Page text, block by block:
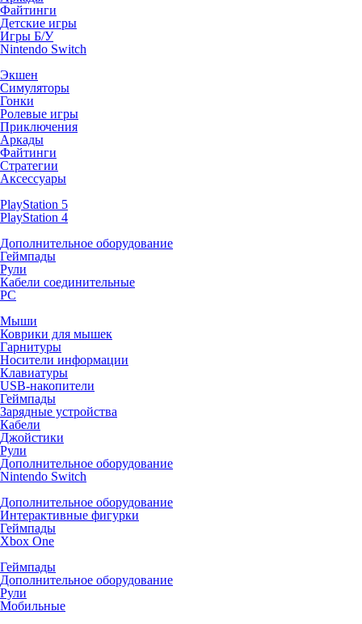
Файтинги
Детские игры
Игры Б/У
Nintendo Switch
Экшен
Симуляторы
Гонки
Ролевые игры
Приключения
Аркады
Файтинги
Стратегии
Аксессуары
PlayStation 5
PlayStation 4
Дополнительное оборудование
Геймпады
Рули
Кабели соединительные
PC
Мыши
Коврики для мышек
Гарнитуры
Носители информации
Клавиатуры
USB-накопители
Геймпады
Зарядные устройства
Кабели
Джойстики
Рули
Дополнительное оборудование
Nintendo Switch
Дополнительное оборудование
Интерактивные фигурки
Геймпады
Xbox One
Геймпады
Дополнительное оборудование
Рули
Мобильные